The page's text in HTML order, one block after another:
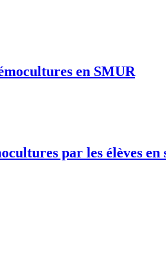
en SMUR
par les élèves